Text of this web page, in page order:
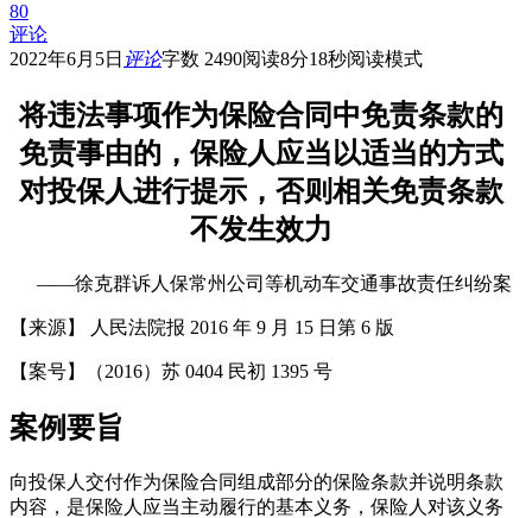
80
评论
2022年6月5日 评论字数 2490阅读8分18秒阅读模式
将违法事项作为保险合同中免责条款的
免责事由的，保险人应当以适当的方式
对投保人进行提示，否则相关免责条款
不发生效力
——徐克群诉人保常州公司等机动车交通事故责任纠纷案
【来源】 人民法院报 2016 年 9 月 15 日第 6 版
【案号】 （2016）苏 0404 民初 1395 号
案例要旨
向投保人交付作为保险合同组成部分的保险条款并说明条款
内容，是保险人应当主动履行的基本义务，保险人对该义务